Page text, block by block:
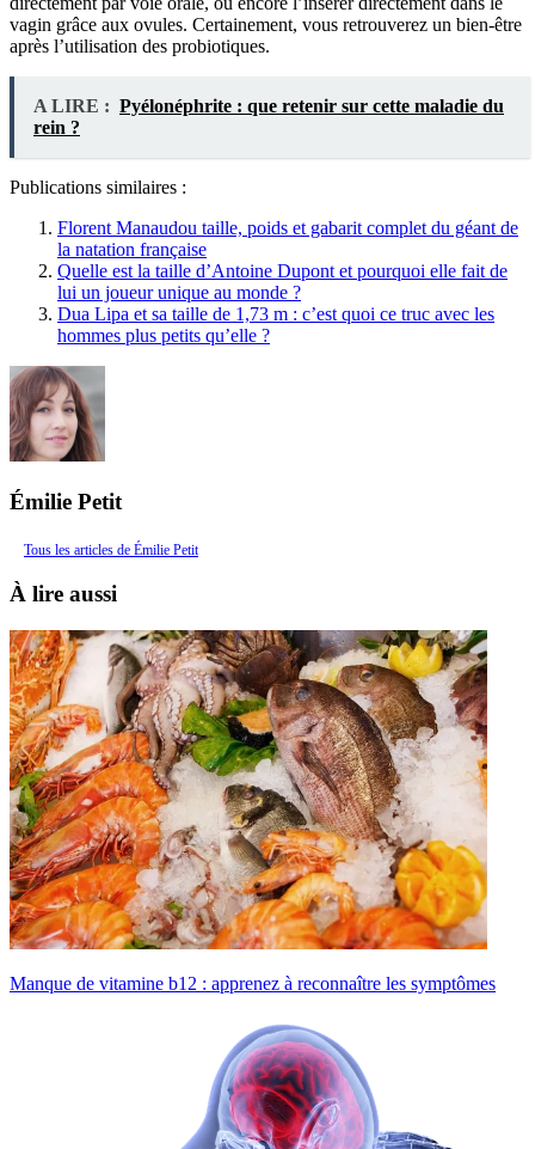
vagin grâce aux ovules. Certainement, vous retrouverez un bien-être
après l’utilisation des probiotiques.
A LIRE : Pyélonéphrite : que retenir sur cette maladie du
rein ?
Publications similaires :
Florent Manaudou taille, poids et gabarit complet du géant de
la natation française
Quelle est la taille d’Antoine Dupont et pourquoi elle fait de
lui un joueur unique au monde ?
Dua Lipa et sa taille de 1,73 m : c’est quoi ce truc avec les
hommes plus petits qu’elle ?
Émilie Petit
Tous les articles de Émilie Petit
À lire aussi
Manque de vitamine b12 : apprenez à reconnaître les symptômes